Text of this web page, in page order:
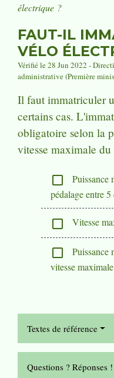
électrique ?
FAUT-IL
VÉLO
Vérifié le 28 Jun 2022 -
administrative (Première
Il faut immatriculer
certains cas.
obligatoire selon la
vitesse maximale
check_box_outline_blank
Puissance
pédalage entre
check_box_outline_blank Vitesse
check_box_outline_blank
Puissance
vitesse
Textes de référence
Questions ? Réponses !